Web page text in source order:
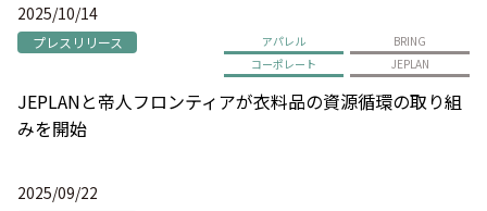
2025/10/14
プレスリリース アパレル
BRING
コーポレート
JEPLAN
JEPLANと帝人フロンティアが衣料品の資源循環の取り組
みを開始
2025/09/22